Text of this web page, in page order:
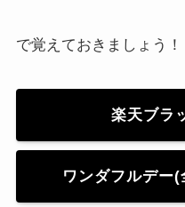
で覚えておきましょう！
楽天ブラ
ワンダフルデー